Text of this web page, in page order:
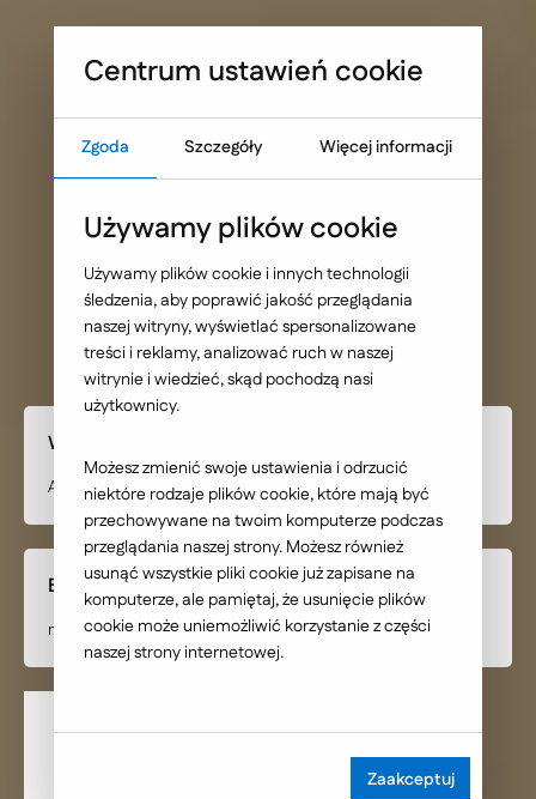
Umów warsztat UX
Sprawdź, co blokuje skuteczność Twojej strony WWW
BRW - Asystent
Zakupowy AI
Wdrożone rozwiązanie
Asystent Zakupowy AI - inteligentne wsparcie klientów
Branża
meblarska
Centrum ustawień cookie
Zgoda Szczegóły Więcej informacji
Używamy plików cookie
Używamy plików cookie i innych technologii
śledzenia, aby poprawić jakość przeglądania
naszej witryny, wyświetlać spersonalizowane
treści i reklamy, analizować ruch w naszej
witrynie i wiedzieć, skąd pochodzą nasi
użytkownicy.
Możesz zmienić swoje ustawienia i odrzucić
niektóre rodzaje plików cookie, które mają być
przechowywane na twoim komputerze podczas
przeglądania naszej strony. Możesz również
usunąć wszystkie pliki cookie już zapisane na
komputerze, ale pamiętaj, że usunięcie plików
cookie może uniemożliwić korzystanie z części
naszej strony internetowej.
Zaakceptuj